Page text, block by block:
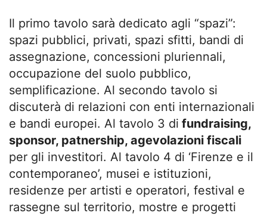
Il primo tavolo sarà dedicato agli “spazi”:
spazi pubblici, privati, spazi sfitti, bandi di
assegnazione, concessioni pluriennali,
occupazione del suolo pubblico,
semplificazione. Al secondo tavolo si
discuterà di relazioni con enti internazionali
e bandi europei. Al tavolo 3 di fundraising,
sponsor, patnership, agevolazioni fiscali
per gli investitori. Al tavolo 4 di ‘Firenze e il
contemporaneo’, musei e istituzioni,
residenze per artisti e operatori, festival e
rassegne sul territorio, mostre e progetti